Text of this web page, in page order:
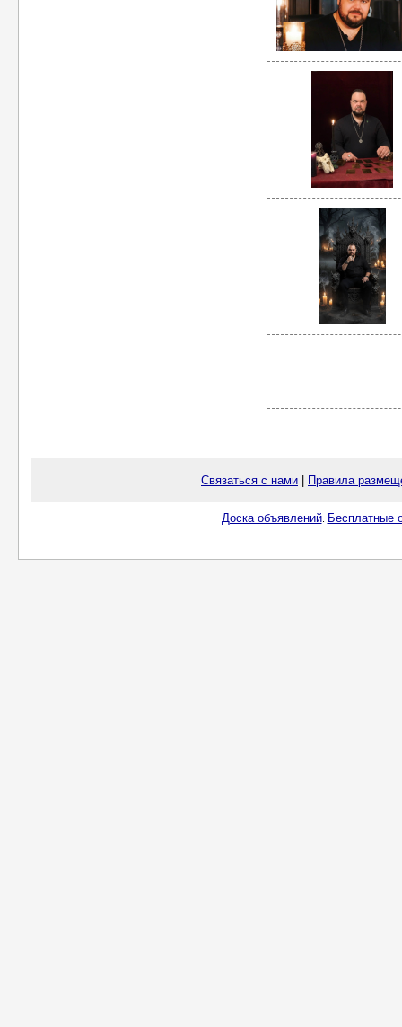
Связаться с нами Правила
Доска объявлений. Бесплатные